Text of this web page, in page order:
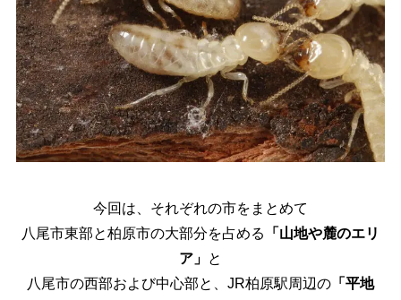
今回は、それぞれの市をまとめて
八尾市東部と柏原市の大部分を占める
「山地や麓のエリ
ア」 と
八尾市の西部および中心部と、JR柏原駅周辺の 「平地